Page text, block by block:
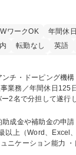
ワークOK
年間休
転勤なし 英語
ング機構 求人名 【東京／文京
日125日 仕事の内容 下記業務を
2名で分担して遂行
だき、ゆくゆくはリ
待しています。 【総務・人事
関連 ・採用活動 ・教
・法定の会議運営
成金や補助金の申
以上（Word、Excel
ーション能力 ・口が堅